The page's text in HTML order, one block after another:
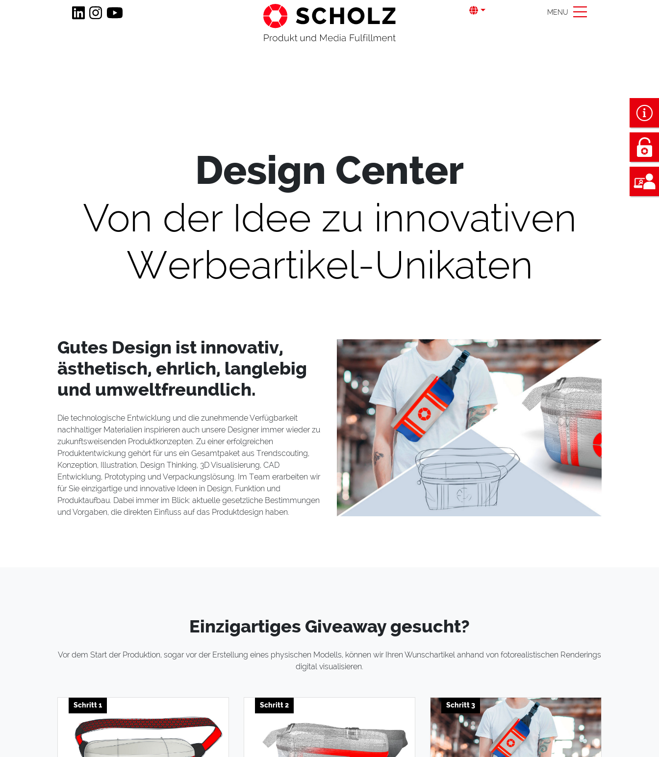
MENU
Design Center
Von der Idee zu innovativen
Werbeartikel-Unikaten
Gutes Design ist innovativ,
ästhetisch, ehrlich, langlebig
und umweltfreundlich.
Die technologische Entwicklung und die zunehmende Verfügbarkeit
nachhaltiger Materialien inspirieren auch unsere Designer immer wieder zu
zukunftsweisenden Produktkonzepten. Zu einer erfolgreichen
Produktentwickung gehört für uns ein Gesamtpaket aus Trendscouting,
Konzeption, Illustration, Design Thinking, 3D Visualisierung, CAD
Entwicklung, Prototyping und Verpackungslösung. Im Team erarbeiten wir
für Sie einzigartige und innovative Ideen in Design, Funktion und
Produktaufbau. Dabei immer im Blick: aktuelle gesetzliche Bestimmungen
und Vorgaben, die direkten Einfluss auf das Produktdesign haben.
Einzigartiges Giveaway gesucht?
Vor dem Start der Produktion, sogar vor der Erstellung eines physischen Modells, können wir Ihren Wunschartikel anhand von fotorealistischen Renderings
digital visualisieren.
Schritt 1 Schritt 2 Schritt 3